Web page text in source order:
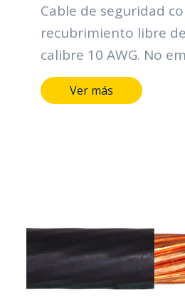
Cable de seguridad
recubrimiento libre
calibre 10 AWG. No
téxicos en caso de
Ver más